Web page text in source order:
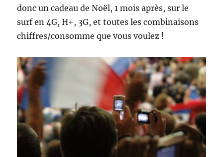
donc un cadeau de Noël, 1 mois après, sur le
surf en 4G, H+, 3G, et toutes les combinaisons
chiffres/consomme que vous voulez !